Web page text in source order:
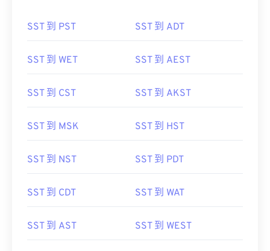
SST 到 PST SST 到 ADT
SST 到 WET SST 到 AEST
SST 到 CST SST 到 AKST
SST 到 MSK SST 到 HST
SST 到 NST SST 到 PDT
SST 到 CDT SST 到 WAT
SST 到 AST SST 到 WEST